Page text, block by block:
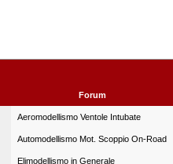
Forum
Aeromodellismo Ventole Intubate
Automodellismo Mot. Scoppio On-Road
Elimodellismo in Generale